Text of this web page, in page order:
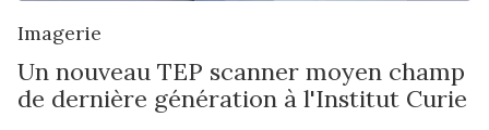
Imagerie
Un nouveau TEP scanner moyen champ
de dernière génération à l'Institut Curie